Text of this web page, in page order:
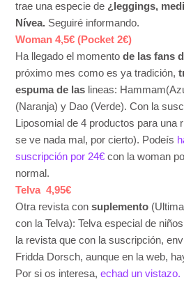
trae una especie de ¿leggings,
Nívea. Seguiré informando.
Woman 4,5€ (Pocket 2€)
Ha llegado el momentode las fans
próximo mes como es ya tradición,
espuma de las lineas:
(Naranja) y Dao (Verde). Con la
Liposomial de 4 productos para una
se ve nada mal, por cierto). Podeís
suscripción por 24€ con la woman
normal.
Telva 4,95€
Otra revista consuplemento
con la Telva): Telva especial de
la revista que con la suscripción,
Fridda Dorsch, aunque en la web,
Por si os interesa,echad un vistazo.